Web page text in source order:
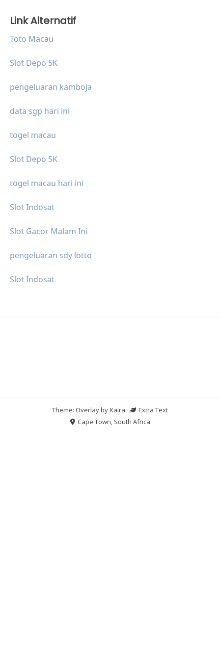
Link Alternatif
Toto Macau
Slot Depo 5K
pengeluaran kamboja
data sgp hari ini
togel macau
Slot Depo 5K
togel macau hari ini
Slot Indosat
Slot Gacor Malam Ini
pengeluaran sdy lotto
Slot Indosat
Theme: Overlay byKaira.
Extra Text
Cape Town, South Africa